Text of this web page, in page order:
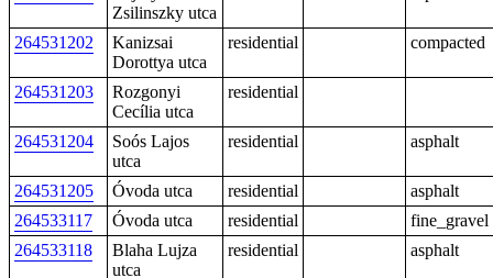
Zsilinszky utca
264531202
Kanizsai
Dorottya utca
residential compacted
264531203
Rozgonyi
Cecília utca
residential
264531204
Soós Lajos
utca
residential asphalt
264531205 Óvoda utca residential
asphalt
264533117
Óvoda utca residential
fine_gravel
264533118
Blaha Lujza
utca
residential asphalt